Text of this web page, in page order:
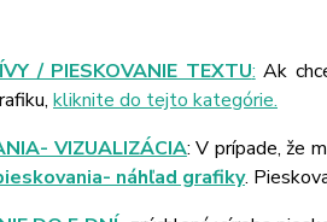
/ PIESKOVANIE TEXTU: Ak
kliknite do tejto kategórie.
VIZUALIZÁCIA: V prípade, že
náhľad grafiky.